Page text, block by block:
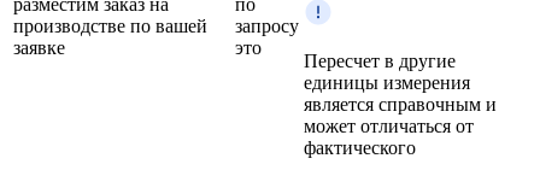
производстве по вашей
заявке
запросу
это
Пересчет в другие
единицы измерения
является справочным и
может отличаться от
фактического